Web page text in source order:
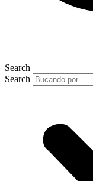
Search
Search